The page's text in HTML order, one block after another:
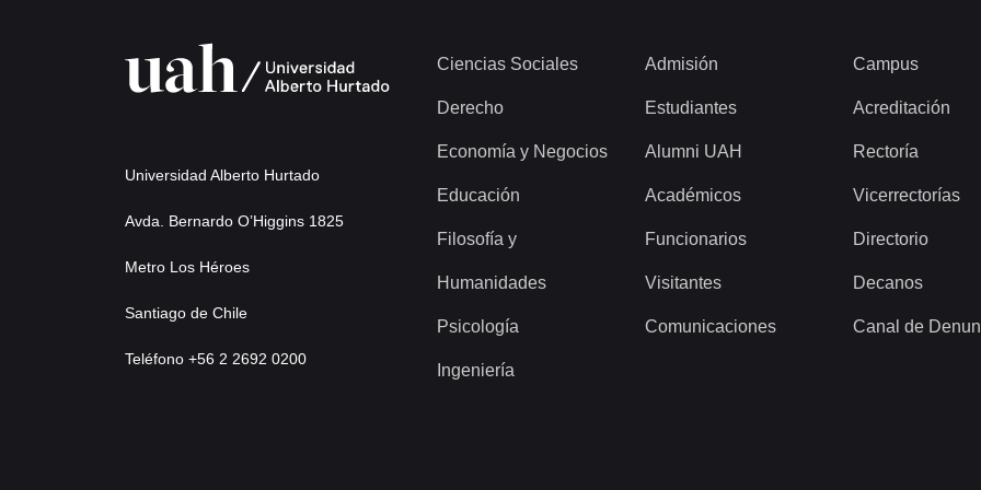
Universidad Alberto Hurtado
Avda. Bernardo O’Higgins 1825
Metro Los Héroes
Santiago de Chile
Teléfono +56 2 2692 0200
Ciencias Sociales
Derecho
Economía y Negocios
Educación
Filosofía y
Humanidades
Psicología
Ingeniería
Admisión
Estudiantes
Alumni UAH
Académicos
Funcionarios
Visitantes
Comunicaciones
Campus
Acreditación
Rectoría
Vicerrectorías
Directorio
Decanos
Canal de